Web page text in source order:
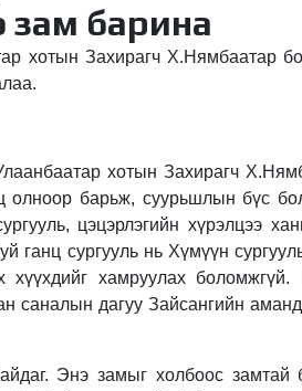
зам барина
хотын Захирагч Х.Нямбаатар
хотын Захирагч
барьж, суурьшлын бүс
цэцэрлэгийн хүрэлцээ
ганц сургууль нь Хүмүүн
хамруулах боломжгүй.
саналын дагуу Зайсангийн аманд
Энэ замыг холбоос замтай